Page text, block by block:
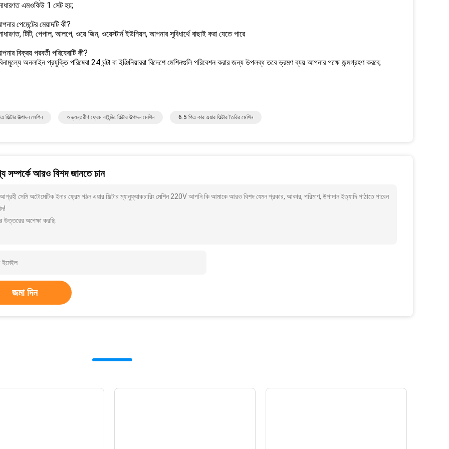
এমওকিউ 1 সেট হয়;
পেমেন্টের মেয়াদটি কী?
টিটি, পেপাল, আলপে, ওয়ে জিন, ওয়েস্টার্ন ইউনিয়ন, আপনার সুবিধার্থে বাছাই করা যেতে পারে
বিক্রয় পরবর্তী পরিষেবাটি কী?
অনলাইন প্রযুক্তি পরিষেবা 24 ঘন্টা বা ইঞ্জিনিয়াররা বিদেশে মেশিনগুলি পরিবেশন করার জন্য উপলব্ধ তবে ভ্রমণ ব্যয় আপনার পক্ষে জন্মগ্রহণ করবে;
ফিল্টার উত্পাদন মেশিন অভ্যন্তরীণ ফ্রেম বাইন্ডিং ফিল্টার উত্পাদন মেশিন 6.5 পিএ কার এয়ার ফিল্টার তৈরির মেশিন
সম্পর্কে আরও বিশদ জানতে চান
সেমি অটোমেটিক ইনার ফ্রেম গঠন এয়ার ফিল্টার ম্যানুফ্যাকচারিং মেশিন 220V আপনি কি আমাকে আরও বিশদ যেমন প্রকার, আকার, পরিমাণ, উপাদান ইত্যাদি পাঠাতে পারেন
উত্তরের অপেক্ষা করছি.
জমা দিন